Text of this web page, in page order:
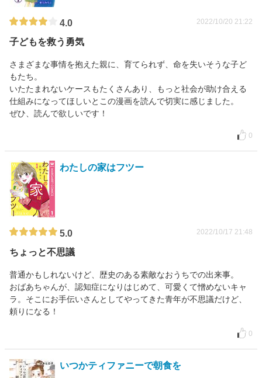
4.0 2022/10/20 21:22
子どもを救う勇気
さまざまな事情を抱えた親に、育てられず、命を失いそうな子ど
もたち。
いたたまれないケースもたくさんあり、もっと社会が助け合える
仕組みになってほしいとこの漫画を読んで切実に感じました。
ぜひ、読んで欲しいです！
0
わたしの家はフツー
5.0 2022/10/17 21:48
ちょっと不思議
普通かもしれないけど、歴史のある素敵なおうちでの出来事。
おばあちゃんが、認知症になりはじめて、可愛くて憎めないキャ
ラ。そこにお手伝いさんとしてやってきた青年が不思議だけど、
頼りになる！
0
いつかティファニーで朝食を